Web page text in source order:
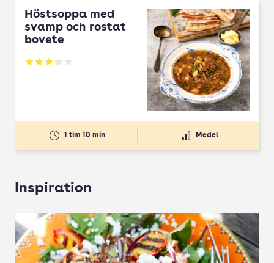
Höstsoppa med
svamp och rostat
bovete
Betyg: 3.33 av 5
1 tim 10 min Medel
Inspiration